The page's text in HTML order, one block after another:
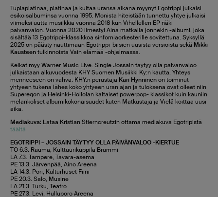
Tuplaplatinaa, platinaa ja kultaa uransa aikana myynyt Egotrippi julkaisi
esikoisalbuminsa vuonna 1995. Monista hiteistään tunnettu yhtye julkaisi
viimeksi uutta musiikkia vuonna 2018 kun Vihellellen EP näki
päivänvalon. Vuonna 2020 ilmestyi Aina matkalla jonnekin -albumi, joka
sisältää 13 Egotrippi-klassikkoa sinforniaorkesterille sovitettuna. Syksyllä
2025 on päästy nauttimaan Egotrippi-biisien uusista versioista sekä Mikki
Kausteentulkinnoista Vain elämää -ohjelmassa.
Keikat myy Warner Music Live. Single Jossain täytyy olla päivänvaloo
julkaistaan alkuvuodesta KHY Suomen Musiikki Ky:n kautta. Yhteys
menneeseen on vahva. KHY:n perustaja Kari Hynninenon toiminut
yhtyeen tukena lähes koko yhtyeen uran ajan ja tuloksena ovat olleet niin
Superegon ja Helsinki-Hollolan kaltaiset powerpop- klassikot kuin kauniin
melankoliset albumikokonaisuudet kuten Matkustaja ja Vielä koittaa uusi
aika.
Mediakuva: Lataa Kristian Stierncreutzin ottama mediakuva Egotripistä
täältä
EGOTRIPPI – JOSSAIN TÄYTYY OLLA PÄIVÄNVALOO -KIERTUE
TO 6.3. Rauma, Kulttuurikuppila Brummi
LA 7.3. Tampere, Tavara-asema
PE 13.3. Järvenpää, Aino Areena
LA 14.3. Pori, Kulturhuset Fiini
PE 20.3. Salo, Musine
LA 21.3. Turku, Teatro
PE 27.3. Levi, Hulluporo Areena